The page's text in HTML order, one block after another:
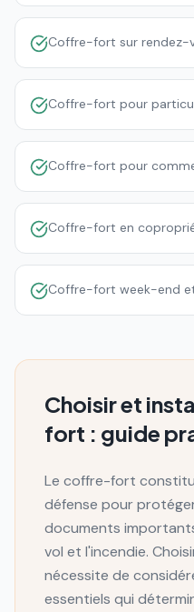
Coffre-fort sur rendez-
Coffre-fort pour
Coffre-fort pour
Coffre-fort en
Coffre-fort week-end
Choisir et
fort : guide
Le coffre-fort
défense pour
documents
vol et l'incendie.
nécessite de
essentiels qui